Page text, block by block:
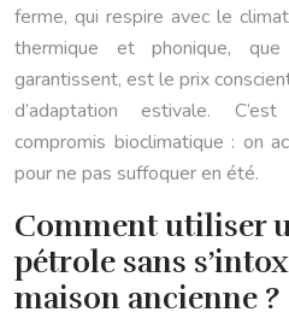
ferme, qui respire avec le
thermique et phonique,
garantissent, est le prix
d’adaptation estivale.
compromis bioclimatique : on
pour ne pas suffoquer en été.
Comment utiliser
pétrole sans
maison ancienne ?